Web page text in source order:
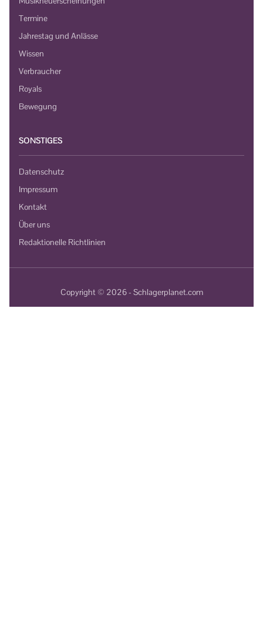
Termine
Jahrestag und Anlässe
Wissen
Verbraucher
Royals
Bewegung
SONSTIGES
Datenschutz
Impressum
Kontakt
Über uns
Redaktionelle Richtlinien
Copyright © 2026 - Schlagerplanet.com